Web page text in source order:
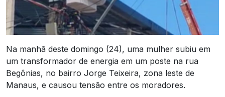
Na manhã deste domingo (24), uma mulher subiu em
um transformador de energia em um poste na rua
Begônias, no bairro Jorge Teixeira, zona leste de
Manaus, e causou tensão entre os moradores.